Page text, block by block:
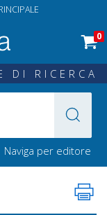
0
DI RICERCA
Naviga per editore